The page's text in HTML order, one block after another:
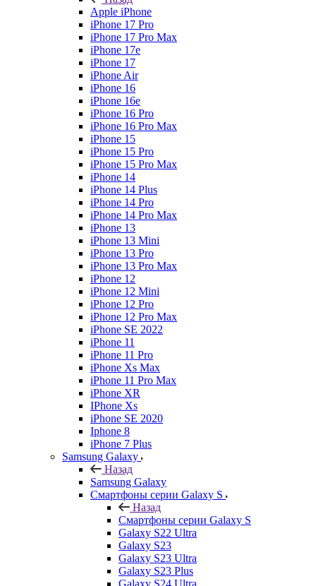
Apple iPhone
iPhone 17 Pro
iPhone 17 Pro Max
iPhone 17e
iPhone 17
iPhone Air
iPhone 16
iPhone 16e
iPhone 16 Pro
iPhone 16 Pro Max
iPhone 15
iPhone 15 Pro
iPhone 15 Pro Max
iPhone 14
iPhone 14 Plus
iPhone 14 Pro
iPhone 14 Pro Max
iPhone 13
iPhone 13 Mini
iPhone 13 Pro
iPhone 13 Pro Max
iPhone 12
iPhone 12 Mini
iPhone 12 Pro
iPhone 12 Pro Max
iPhone SE 2022
iPhone 11
iPhone 11 Pro
iPhone Xs Max
iPhone 11 Pro Max
iPhone XR
IPhone Xs
iPhone SE 2020
Iphone 8
iPhone 7 Plus
Samsung Galaxy
Назад
Samsung Galaxy
Смартфоны серии Galaxy S
Назад
Смартфоны серии Galaxy S
Galaxy S22 Ultra
Galaxy S23
Galaxy S23 Ultra
Galaxy S23 Plus
Galaxy S24 Ultra